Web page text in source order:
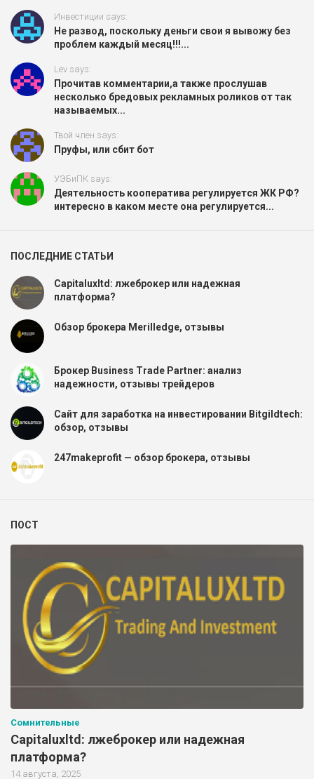
Инвестиции says:
Не развод, поскольку деньги свои я вывожу без
проблем каждый месяц!!!...
Lev says:
Прочитав комментарии,а также прослушав
несколько бредовых рекламных роликов от так
называемых...
Твой член says:
Пруфы, или сбит бот
УЭБиПК says:
Деятельность кооператива регулируется ЖК РФ?
интересно в каком месте она регулируется...
ПОСЛЕДНИЕ СТАТЬИ
Capitaluxltd: лжеброкер или надежная
платформа?
Обзор брокера Merilledge, отзывы
Брокер Business Trade Partner: анализ
надежности, отзывы трейдеров
Сайт для заработка на инвестировании Bitgildtech:
обзор, отзывы
247makeprofit — обзор брокера, отзывы
ПОСТ
Сомнительные
Capitaluxltd: лжеброкер или надежная
платформа?
14 августа, 2025